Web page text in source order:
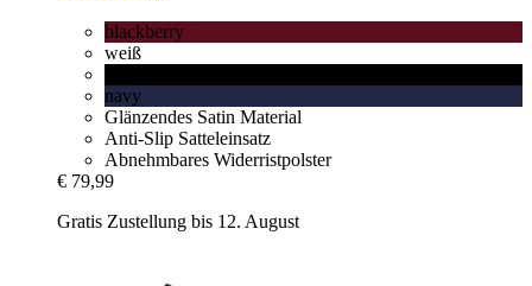
blackberry
weiß
navy
Glänzendes Satin Material
Anti-Slip Satteleinsatz
Abnehmbares Widerristpolster
€ 79,99
Gratis Zustellung bis 12. August